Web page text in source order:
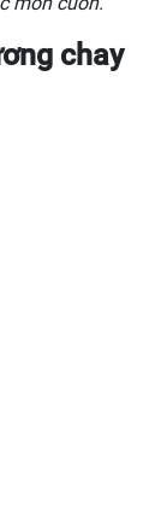
chay